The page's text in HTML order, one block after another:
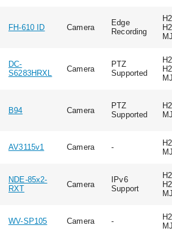
FH-610 ID Camera
Edge
Recording
DC-
S6283HRXL
Camera
PTZ
Supported
B94 Camera
PTZ
Supported
AV3115v1 Camera -
NDE-85x2-
RXT
Camera
IPv6
Support
WV-SP105 Camera -